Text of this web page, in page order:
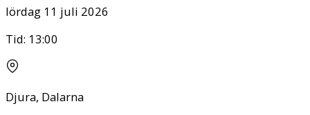
lördag 11 juli 2026
Tid: 13:00
Djura, Dalarna